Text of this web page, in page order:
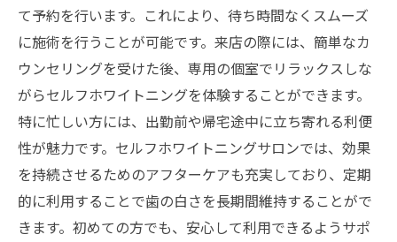
て予約を行います。これにより、待ち時間なくスムーズ
に施術を行うことが可能です。来店の際には、簡単なカ
ウンセリングを受けた後、専用の個室でリラックスしな
がらセルフホワイトニングを体験することができます。
特に忙しい方には、出勤前や帰宅途中に立ち寄れる利便
性が魅力です。セルフホワイトニングサロンでは、効果
を持続させるためのアフターケアも充実しており、定期
的に利用することで歯の白さを長期間維持することがで
きます。初めての方でも、安心して利用できるようサポ